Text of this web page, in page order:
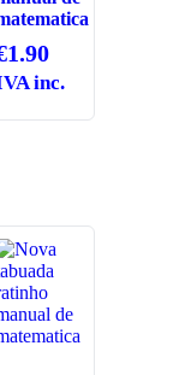
1.90
inc.